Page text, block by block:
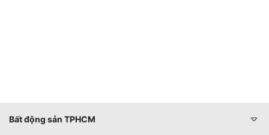
Bất động sản TPHCM